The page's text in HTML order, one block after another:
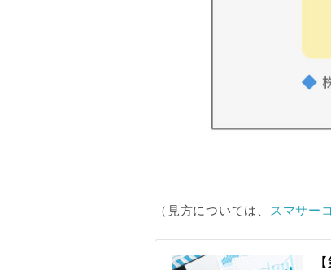
（見方については、 スマサー